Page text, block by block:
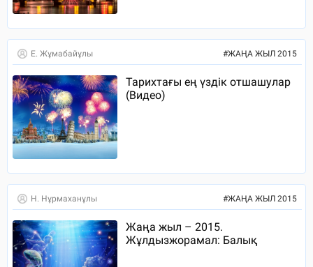
Е. Жұмабайұлы #ЖАҢА ЖЫЛ 2015
Тарихтағы ең үздік отшашулар
(Видео)
Н. Нұрмаханұлы #ЖАҢА ЖЫЛ 2015
Жаңа жыл – 2015.
Жұлдызжорамал: Балық